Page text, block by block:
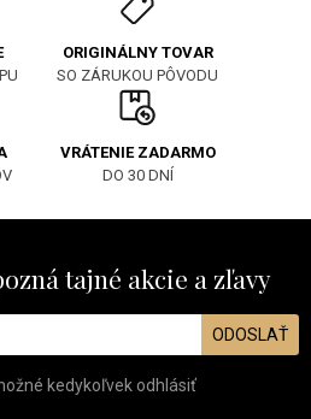
ORIGINÁLNY TOVAR
SO ZÁRUKOU PÔVODU
VRÁTENIE ZADARMO
DO 30 DNÍ
tajné akcie a zľavy
ODOSLAŤ
kedykoľvek odhlásiť